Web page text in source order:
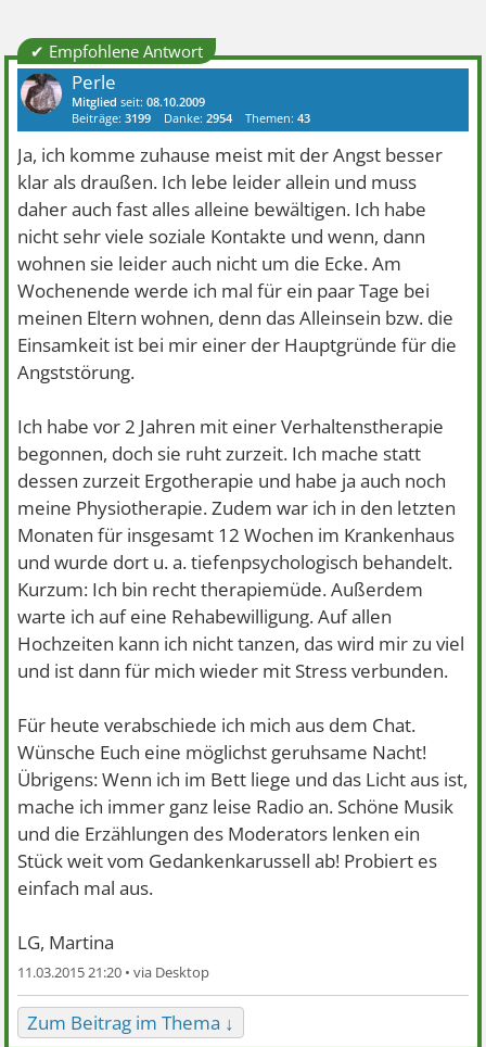
✔ Empfohlene Antwort
Perle
Mitglied seit:08.10.2009
Beiträge:3199 Danke:2954 Themen:43
Ja, ich komme zuhause meist mit der Angst besser
klar als draußen. Ich lebe leider allein und muss
daher auch fast alles alleine bewältigen. Ich habe
nicht sehr viele soziale Kontakte und wenn, dann
wohnen sie leider auch nicht um die Ecke. Am
Wochenende werde ich mal für ein paar Tage bei
meinen Eltern wohnen, denn das Alleinsein bzw. die
Einsamkeit ist bei mir einer der Hauptgründe für die
Angststörung.
Ich habe vor 2 Jahren mit einer Verhaltenstherapie
begonnen, doch sie ruht zurzeit. Ich mache statt
dessen zurzeit Ergotherapie und habe ja auch noch
meine Physiotherapie. Zudem war ich in den letzten
Monaten für insgesamt 12 Wochen im Krankenhaus
und wurde dort u. a. tiefenpsychologisch behandelt.
Kurzum: Ich bin recht therapiemüde. Außerdem
warte ich auf eine Rehabewilligung. Auf allen
Hochzeiten kann ich nicht tanzen, das wird mir zu viel
und ist dann für mich wieder mit Stress verbunden.
Für heute verabschiede ich mich aus dem Chat.
Wünsche Euch eine möglichst geruhsame Nacht!
Übrigens: Wenn ich im Bett liege und das Licht aus ist,
mache ich immer ganz leise Radio an. Schöne Musik
und die Erzählungen des Moderators lenken ein
Stück weit vom Gedankenkarussell ab! Probiert es
einfach mal aus.
LG, Martina
11.03.2015 21:20 •
Zum Beitrag im Thema ↓